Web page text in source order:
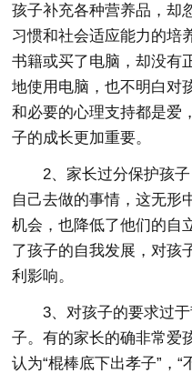
孩子补充各种营养品，却
习惯和社会适应能力的培
书籍或买了电脑，却没有
地使用电脑，也不明白对
和必要的心理支持都是爱
子的成长更加重要。
2、家长过分保护孩
自己去做的事情，这无形
机会，也降低了他们的自
了孩子的自我发展，对孩
利影响。
3、对孩子的要求过
子。有的家长的确非常爱
认为“棍棒底下出孝子”，